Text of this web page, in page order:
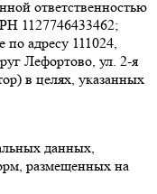
ответственностью
1127746433462;
адресу 111024,
Лефортово, ул. 2-я
в целях, указанных
данных,
размещенных на